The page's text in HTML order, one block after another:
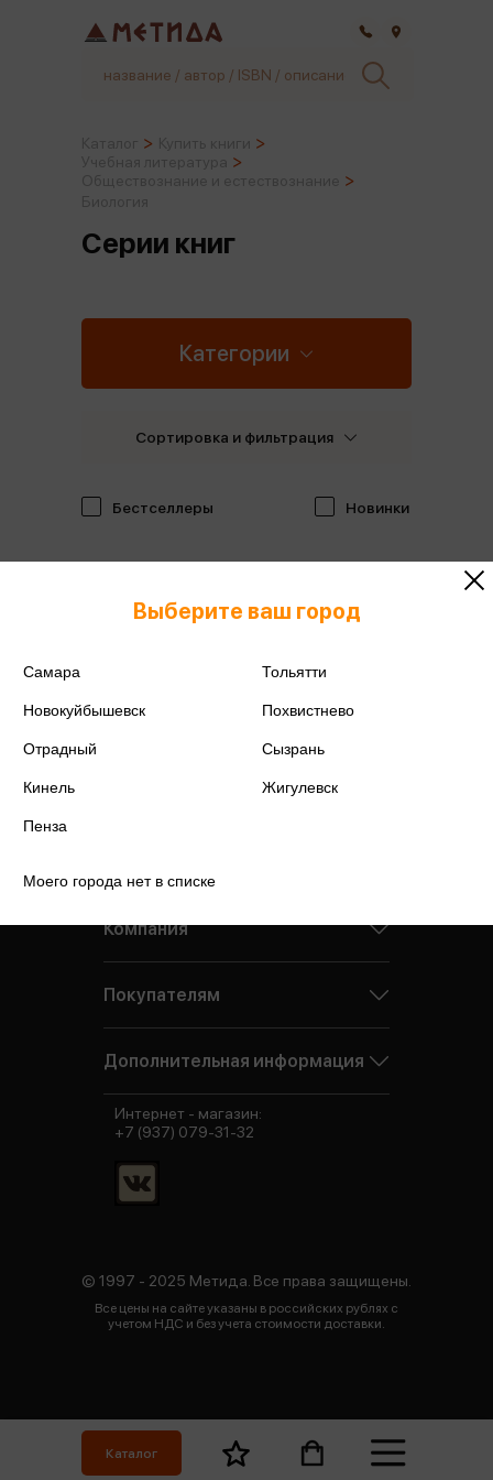
Каталог
Серии книг
Категории
Бестселлеры Новинки
Сортировка и фильтрация
Выберите ваш город
Самара Тольятти
Новокуйбышевск Похвистнево
Отрадный Сызрань
Кинель Жигулевск
Пенза
Моего города нет в списке
Компания
Покупателям
Дополнительная информация
© 1997 - 2025 Метида. Все права защищены.
Все цены на сайте указаны в российских рублях с
учетом НДС и без учета стоимости доставки.
Интернет - магазин:
+7 (937) 079-31-32